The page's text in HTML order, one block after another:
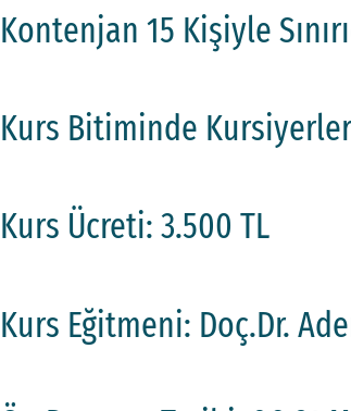
Kontenjan 15 Kişiyle
Kurs Bitiminde
Kurs Ücreti: 3.500 TL
Kurs Eğitmeni: Doç.Dr.